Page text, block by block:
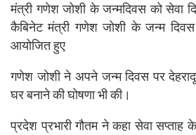
मंत्री गणेश जोशी के जन्मदिवस को सेवा
कैबिनेट मंत्री गणेश जोशी के जन्म
आयोजित हुए
गणेश जोशी ने अपने जन्म दिवस पर
घर बनाने की घोषणा भी की।
प्रदेश प्रभारी गौतम ने कहा सेवा सप्ताह